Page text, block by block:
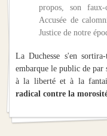
propos, son
Accusée de
Justice de notre
La Duchesse s'en
embarque le public de par
à la liberté et à la
radical contre la